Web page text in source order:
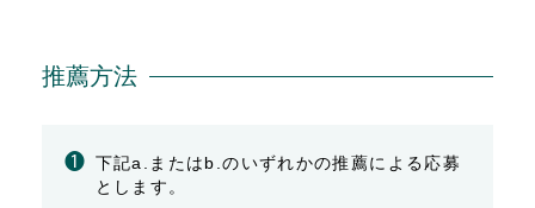
推薦方法
❶ 下記a.またはb.のいずれかの推薦による応募
とします。